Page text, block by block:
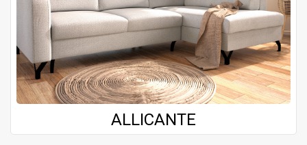
ALLICANTE